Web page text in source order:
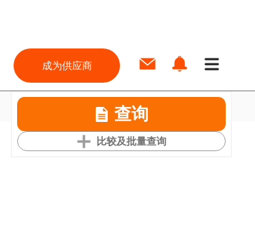
成为供应商
查询
比较及批量查询